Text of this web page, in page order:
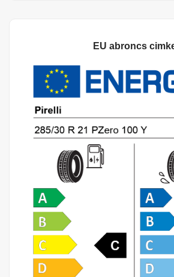
EU abroncs